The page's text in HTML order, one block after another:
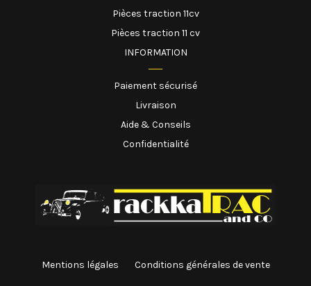
Pièces traction 11cv
Pièces traction 11 cv
INFORMATION
Paiement sécurisé
Livraison
Aide & Conseils
Confidentialité
Mentions légales Conditions générales de vente